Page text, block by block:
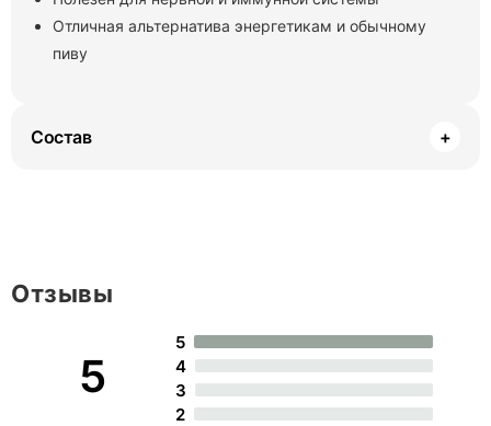
Отличная альтернатива энергетикам и обычному
пиву
Состав +
5
5
4
3
2
Отзывы